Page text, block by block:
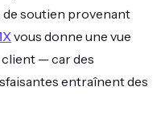
soutien provenant
vous donne une vue
— car des
entraînent des